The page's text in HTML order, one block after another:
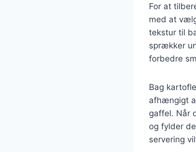
For at
med at
tekstur til
sprækker
forbedre
Bag
afhængigt
gaffel. Når
og fylder
servering